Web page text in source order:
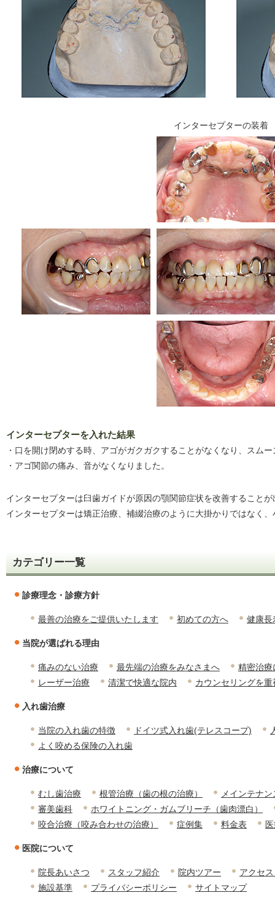
インターセプターの装着
インターセプターを入れた結果
・口を開け閉めする時、アゴがガクガクすることがなくなり、スム
・アゴ関節の痛み、音がなくなりました。
インターセプターは臼歯ガイドが原因の顎関節症状を改善すること
インターセプターは矯正治療、補綴治療のように大掛かりではなく
カテゴリー一覧
診療理念・診療方針
最善の治療をご提供いたします 初めての方へ 健康長
当院が選ばれる理由
痛みのない治療 最先端の治療をみなさまへ
精密治療
レーザー治療
清潔で快適な院内 カウンセリングを重
入れ歯治療
当院の入れ歯の特徴 ドイツ式入れ歯(テレスコープ)
よく咬める保険の入れ歯
治療について
むし歯治療 根管治療（歯の根の治療）
メインテナ
審美歯科
ホワイトニング・ガムブリーチ（歯肉漂白）
咬合治療（咬み合わせの治療）
症例集 料金表
医院について
院長あいさつ スタッフ紹介 院内ツアー
アクセ
施設基準
プライバシーポリシー サイトマップ